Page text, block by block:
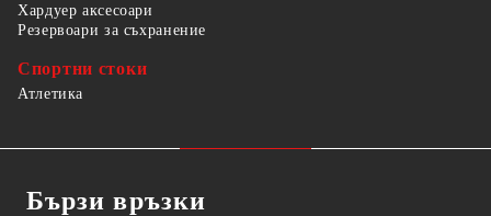
Хардуер аксесоари
Резервоари за съхранение
Спортни стоки
Атлетика
Бързи връзки